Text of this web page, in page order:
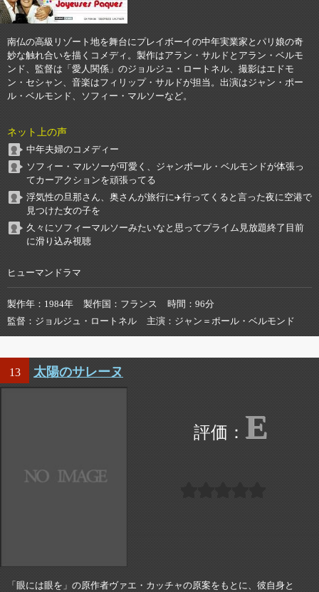
南仏の高級リゾート地を舞台にプレイボーイの中年実業家とパリ娘の奇
妙な触れ合いを描くコメディ。製作はアラン・サルドとアラン・ベルモ
ンド、監督は「愛人関係」のジョルジュ・ロートネル、撮影はエドモ
ン・セシャン、音楽はフィリップ・サルドが担当。出演はジャン・ポー
ル・ベルモンド、ソフィー・マルソーなど。
ネット上の声
中年夫婦のコメディー
ソフィー・マルソーが可愛く、ジャンポール・ベルモンドが体張っ
てカーアクションを頑張ってる
浮気性の旦那さん、奥さんが旅行に✈️行ってくると言った夜に空港で
見つけた女の子を
久々にソフィーマルソーみたいなと思ってプライム見放題終了目前
に滑り込み視聴
ヒューマンドラマ
製作年 1984年 製作国 フランス 時間
96分
監督
ジョルジュ・ロートネル 主演 ジャン＝ポール・ベルモンド
13 太陽のサレーヌ
E
「眼には眼を」の原作者ヴァエ・カッチャの原案をもとに、彼自身と